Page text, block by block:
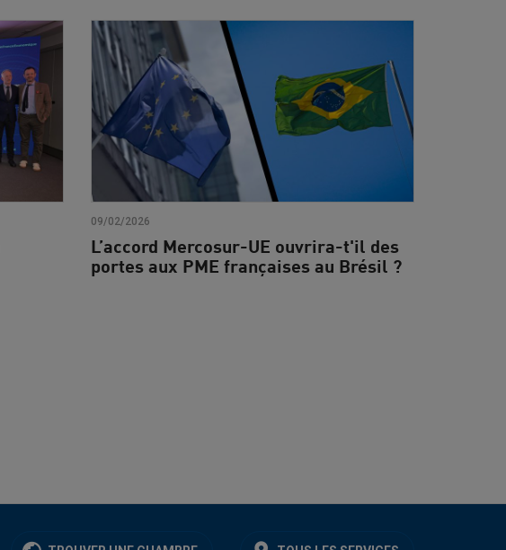
09/02/2026
L’accord Mercosur-UE ouvrira-t'il des
portes aux PME françaises au Brésil ?